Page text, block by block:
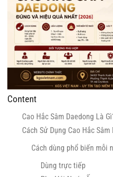
Content
Cao Hắc Sâm Daedong Là
Cách Sử Dụng Cao Hắc
Cách dùng phổ biến mỗi
Dùng trực tiếp